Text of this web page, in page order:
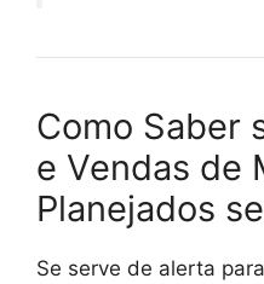
Como Saber
e Vendas de
Planejados
Se serve de alerta